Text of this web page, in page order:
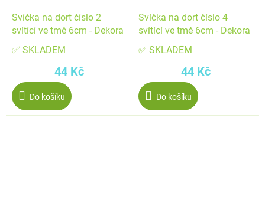
Svíčka na dort číslo 2
svítící ve tmě 6cm - Dekora
✅ SKLADEM
44 Kč
Do košíku
Svíčka na dort číslo 4
svítící ve tmě 6cm - Dekora
✅ SKLADEM
44 Kč
Do košíku